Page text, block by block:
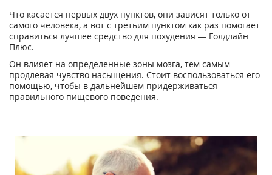
Что касается первых двух пунктов, они зависят только от
самого человека, а вот с третьим пунктом как раз помогает
справиться лучшее средство для похудения — Голдлайн
Плюс.
Он влияет на определенные зоны мозга, тем самым
продлевая чувство насыщения. Стоит воспользоваться его
помощью, чтобы в дальнейшем придерживаться
правильного пищевого поведения.